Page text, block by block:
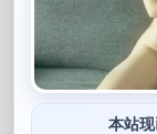
本站
阙知风
2024 年 5 月 18
首页 > 柳郁子 >